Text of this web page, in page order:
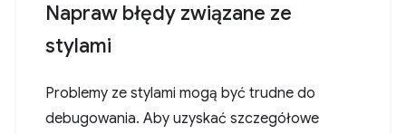
Napraw błędy związane ze
stylami
Problemy ze stylami mogą być trudne do
debugowania. Aby uzyskać szczegółowe